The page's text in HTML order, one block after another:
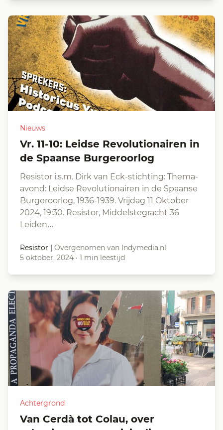
Nieuws
Vr. 11-10: Leidse Revolutionairen in
de Spaanse Burgeroorlog
Resistor i.s.m. Dirk van Eck-stichting: Thema-
avond: Leidse Revolutionairen in de Spaanse
Burgeroorlog, 1936-1939. Vrijdag 11 Oktober
2024, 19:30. Resistor, Middelstegracht 36
Leiden…
Resistor | Overgenomen van Indymedia.nl
5 oktober, 2024 · 1 min leestijd
Achtergrond
Van Cerdà tot Colau, over